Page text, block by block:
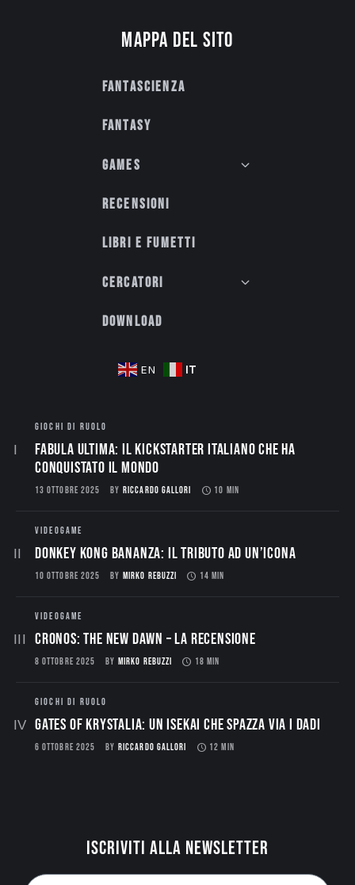
Mappa del sito
Fantascienza
Fantasy
Games
Recensioni
Libri e fumetti
Cercatori
Download
EN IT
GIOCHI DI RUOLO
Fabula Ultima: il Kickstarter italiano che ha
conquistato il mondo
13 OTTOBRE 2025 BY RICCARDO GALLORI 10 MIN
VIDEOGAME
Donkey Kong Bananza: Il Tributo ad un’Icona
10 OTTOBRE 2025 BY MIRKO REBUZZI 14 MIN
VIDEOGAME
CRONOS: THE NEW DAWN – La Recensione
8 OTTOBRE 2025 BY MIRKO REBUZZI 18 MIN
GIOCHI DI RUOLO
Gates of Krystalia: Un Isekai che spazza via i dadi
6 OTTOBRE 2025 BY RICCARDO GALLORI 12 MIN
Iscriviti alla newsletter